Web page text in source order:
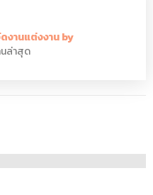
งานแต่งงาน by
ล่าสุด